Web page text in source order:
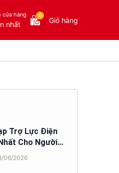
cửa hàng
nhất
0
Giỏ hàng
Trợ Lực Điện
Cho Người
06/2026